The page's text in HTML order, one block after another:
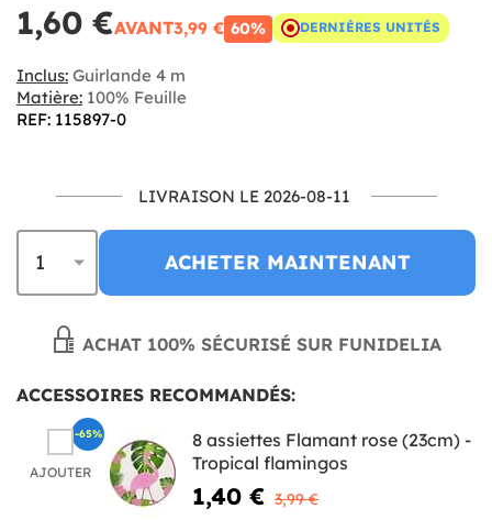
1,60 €AVANT3,99 € 60% DERNIÈRES UNITÉS
Inclus: Guirlande 4 m
Matière: 100% Feuille
REF: 115897-0
LIVRAISON LE 2026-08-11
ACHETER MAINTENANT
ACHAT 100% SÉCURISÉ SUR FUNIDELIA
ACCESSOIRES RECOMMANDÉS:
AJOUTER
8 assiettes Flamant rose (23cm) -
Tropical flamingos
1,40 € 3,99 €
-65%